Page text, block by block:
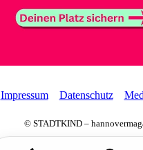
Impressum Datenschutz
© STADTKIND –